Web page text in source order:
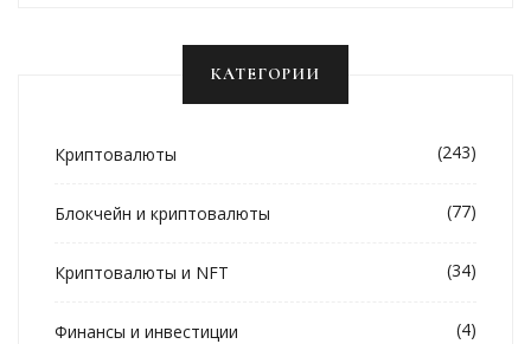
КАТЕГОРИИ
Криптовалюты (243)
Блокчейн и криптовалюты (77)
Криптовалюты и NFT (34)
Финансы и инвестиции (4)